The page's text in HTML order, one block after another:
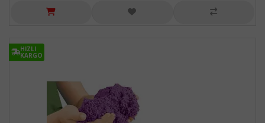
HIZLI
KARGO
HIZLI
KARGO